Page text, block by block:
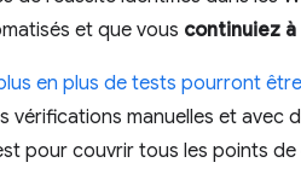
et que vous continuiez
en plus de tests pourront
vérifications manuelles et avec
pour couvrir tous les points